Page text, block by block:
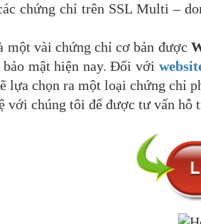
chứng chỉ trên SSL Multi –
một vài chứng chỉ cơ bản được
bảo mật hiện nay. Đối với
lựa chọn ra một loại chứng chỉ
với chúng tôi để được tư vấn hỗ